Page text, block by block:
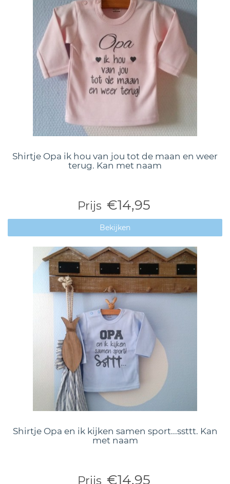
Shirtje Opa ik hou van jou tot de maan en weer
terug. Kan met naam
Prijs €14,95
Bekijken
Shirtje Opa en ik kijken samen sport...ssttt. Kan
met naam
Prijs €14,95